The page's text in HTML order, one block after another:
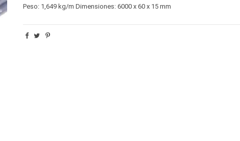
Peso: 1,649 kg/m Dimensiones: 6000 x 60 x 15 mm